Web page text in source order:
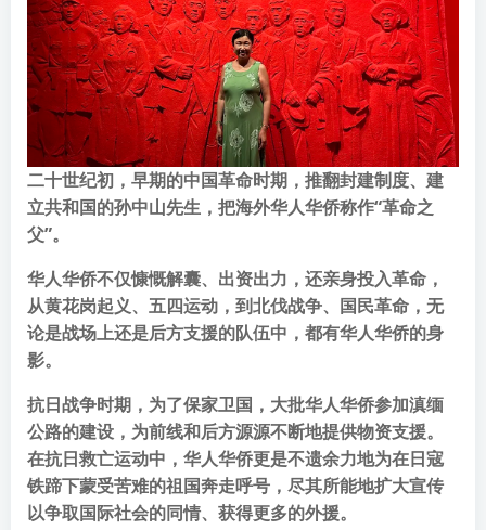
二十世纪初，早期的中国革命时期，推翻封建制度、建
立共和国的孙中山先生，把海外华人华侨称作“革命之
父”。
华人华侨不仅慷慨解囊、出资出力，还亲身投入革命，
从黄花岗起义、五四运动，到北伐战争、国民革命，无
论是战场上还是后方支援的队伍中，都有华人华侨的身
影。
抗日战争时期，为了保家卫国，大批华人华侨参加滇缅
公路的建设，为前线和后方源源不断地提供物资支援。
在抗日救亡运动中，华人华侨更是不遗余力地为在日寇
铁蹄下蒙受苦难的祖国奔走呼号，尽其所能地扩大宣传
以争取国际社会的同情、获得更多的外援。